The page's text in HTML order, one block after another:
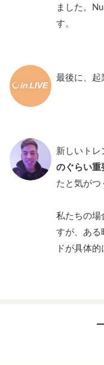
ました。
す。
最後に、起
新しいトレ
のぐらい重
たと気がつ
私たちの場
すが、ある
ドが具体